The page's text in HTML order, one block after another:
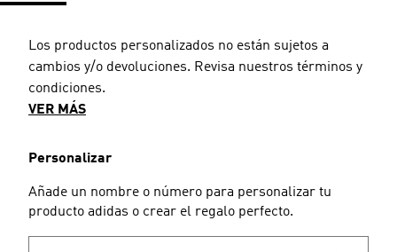
Los productos personalizados no están sujetos a
cambios y/o devoluciones. Revisa nuestros términos y
condiciones.
VER MÁS
Personalizar
Añade un nombre o número para personalizar tu
producto adidas o crear el regalo perfecto.